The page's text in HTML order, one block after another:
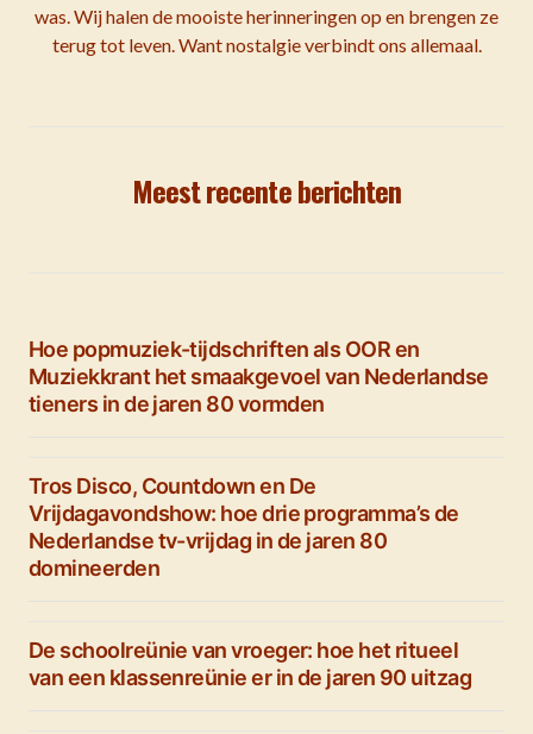
was. Wij halen de mooiste herinneringen op en brengen ze
terug tot leven. Want nostalgie verbindt ons allemaal.
Meest recente berichten
Hoe popmuziek-tijdschriften als OOR en
Muziekkrant het smaakgevoel van Nederlandse
tieners in de jaren 80 vormden
Tros Disco, Countdown en De
Vrijdagavondshow: hoe drie programma’s de
Nederlandse tv-vrijdag in de jaren 80
domineerden
De schoolreünie van vroeger: hoe het ritueel
van een klassenreünie er in de jaren 90 uitzag